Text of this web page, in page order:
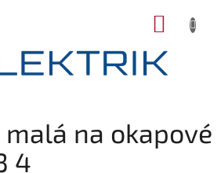
malá na okapové
4